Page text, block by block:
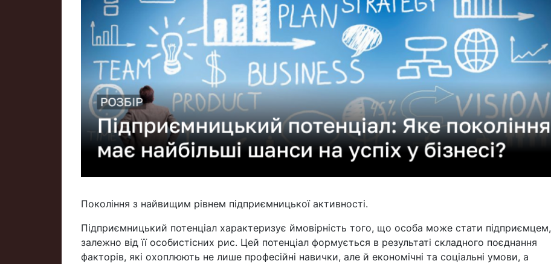
Покоління з найвищим рівнем підприємницької активності.
Підприємницький потенціал характеризує ймовірність того, що особа може стати підприємцем,
залежно від її особистісних рис. Цей потенціал формується в результаті складного поєднання
факторів, які охоплюють не лише професійні навички, але й економічні та соціальні умови, а